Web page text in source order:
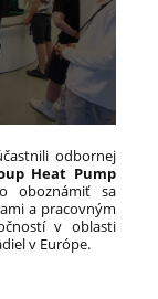
odbornej
Heat Pump
oboznámiť sa
a pracovným
v oblasti
v Európe.